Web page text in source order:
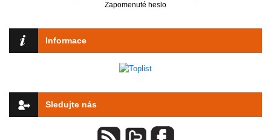
Zapomenuté heslo
Informace
Sledujte nás